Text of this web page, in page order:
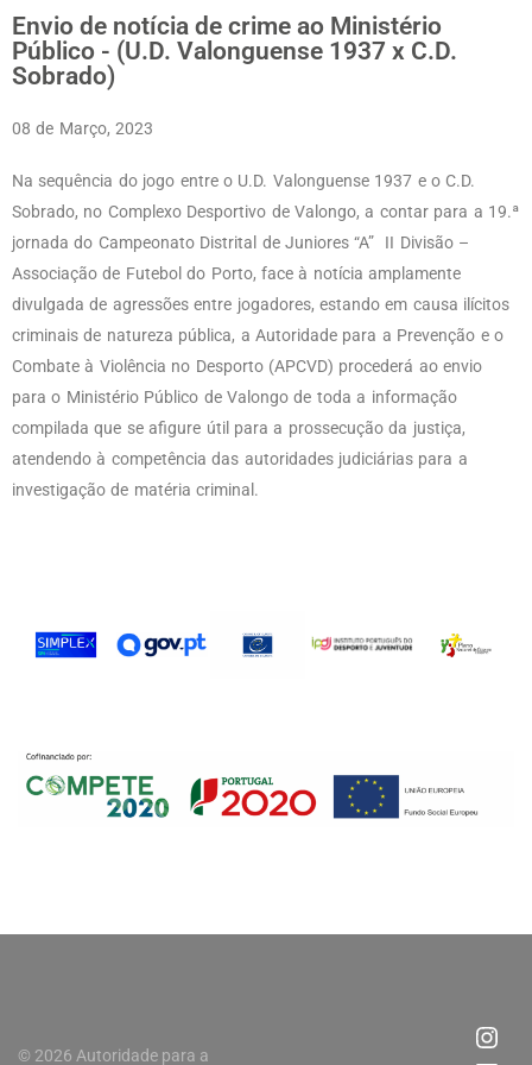
Envio de notícia de crime ao Ministério
Público - (U.D. Valonguense 1937 x C.D.
Sobrado)
08 de Março, 2023
Na sequência do jogo entre o U.D. Valonguense 1937 e o C.D.
Sobrado, no Complexo Desportivo de Valongo, a contar para a 19.ª
jornada do Campeonato Distrital de Juniores “A” II Divisão –
Associação de Futebol do Porto, face à notícia amplamente
divulgada de agressões entre jogadores, estando em causa ilícitos
criminais de natureza pública, a Autoridade para a Prevenção e o
Combate à Violência no Desporto (APCVD) procederá ao envio
para o Ministério Público de Valongo de toda a informação
compilada que se afigure útil para a prossecução da justiça,
atendendo à competência das autoridades judiciárias para a
investigação de matéria criminal.
© 2026 Autoridade para a